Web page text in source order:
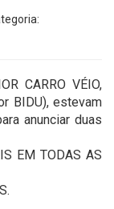
CARRO VÉIO,
BIDU), estevam
anunciar duas
EM TODAS AS